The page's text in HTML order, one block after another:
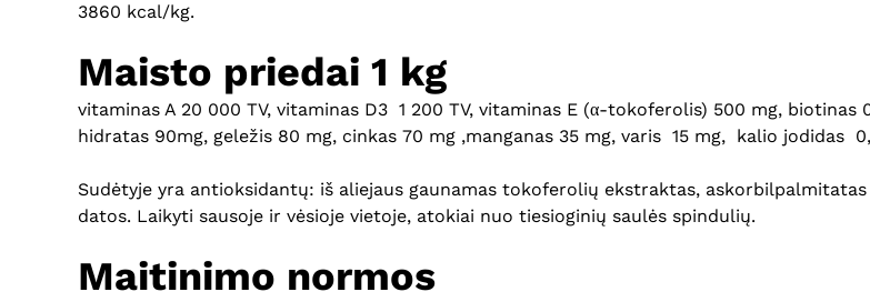
3860 kcal/kg.
Maisto priedai 1 kg
vitaminas A 20 000 TV, vitaminas D3 1 200 TV, vitaminas E (α-tokoferolis) 500 mg,
hidratas 90mg, geležis 80 mg, cinkas 70 mg ,manganas 35 mg, varis 15 mg, kalio jodidas
Sudėtyje yra antioksidantų: iš aliejaus gaunamas tokoferolių ekstraktas,
datos. Laikyti sausoje ir vėsioje vietoje, atokiai nuo tiesioginių saulės spindulių.
Maitinimo normos